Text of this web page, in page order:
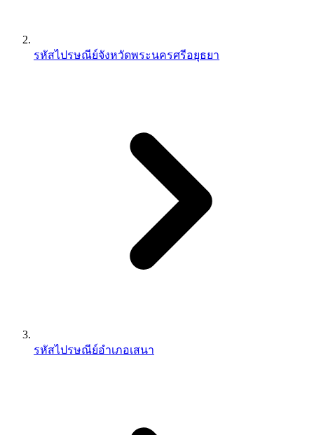
รหัสไปรษณีย์จังหวัดพระนครศรีอยุธยา
รหัสไปรษณีย์อำเภอเสนา